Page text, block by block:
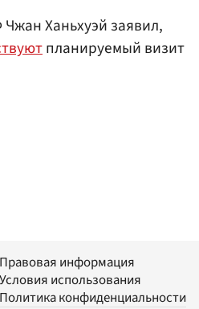
Ханьхуэй заявил,
планируемый визит
Правовая информация
Условия использования
Политика конфиденциальности